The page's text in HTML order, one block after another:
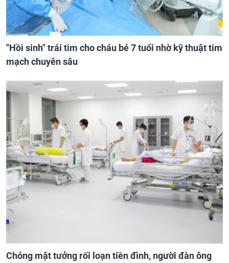
"Hồi sinh" trái tim cho cháu bé 7 tuổi nhờ kỹ thuật tim
mạch chuyên sâu
Chóng mặt tưởng rối loạn tiền đình, người đàn ông